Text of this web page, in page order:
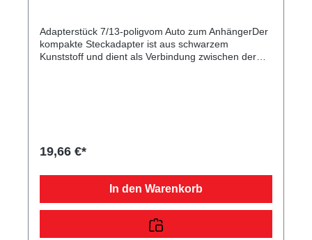
Adapterstück 7/13-poligvom Auto zum AnhängerDer
kompakte Steckadapter ist aus schwarzem
Kunststoff und dient als Verbindung zwischen der
19,66 €*
In den Warenkorb